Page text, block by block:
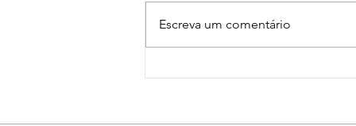
Escreva um comentário